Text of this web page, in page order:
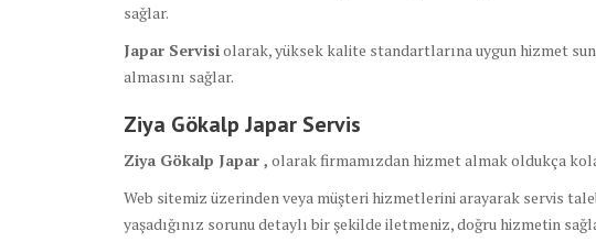
sağlar.
Japar Servisiolarak, yüksek kalite standartlarına uygun hizmet
almasını sağlar.
Ziya Gökalp Japar Servis
Ziya Gökalp Japar , olarak firmamızdan hizmet almak oldukça
Web sitemiz üzerinden veya müşteri hizmetlerini arayarak servis
yaşadığınız sorunu detaylı bir şekilde iletmeniz, doğru hizmetin